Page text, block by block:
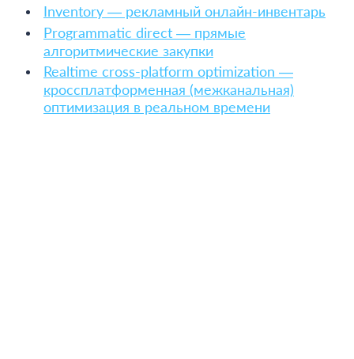
Inventory — рекламный онлайн-инвентарь
Programmatic direct — прямые
алгоритмические закупки
Realtime cross-platform optimization —
кроссплатформенная (межканальная)
оптимизация в реальном времени